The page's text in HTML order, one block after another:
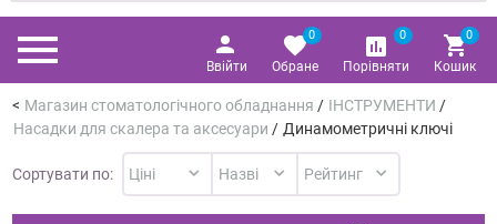
Ввійти Обране
0
Порівняти
0
Кошик
0
Магазин стоматологічного обладнання / ІНСТРУМЕНТИ /
Насадки для скалера та аксесуари / Динамометричні ключі
Сортувати по: